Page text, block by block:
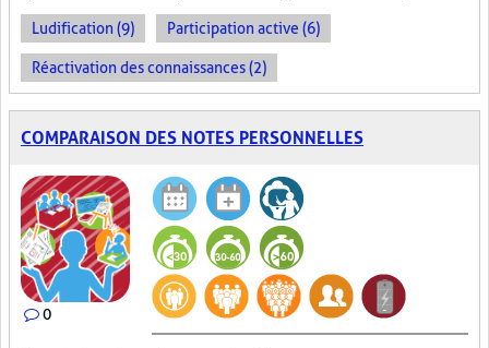
Ludification (9) Participation active (6)
Réactivation des connaissances (2)
COMPARAISON DES NOTES PERSONNELLES
0